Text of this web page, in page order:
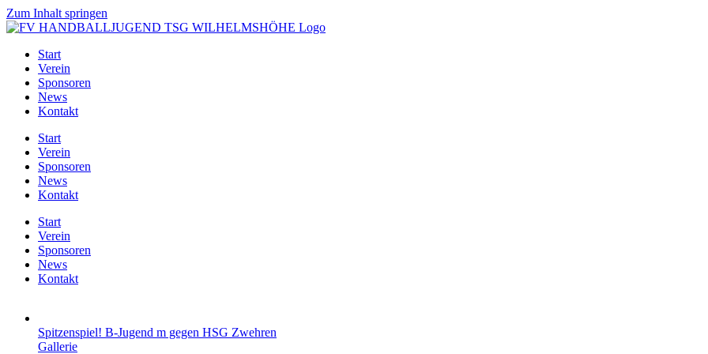
Zum Inhalt springen
Start
Verein
Sponsoren
News
Kontakt
Start
Verein
Sponsoren
News
Kontakt
Start
Verein
Sponsoren
News
Kontakt
Spitzenspiel! B-Jugend m gegen HSG Zwehren
Gallerie